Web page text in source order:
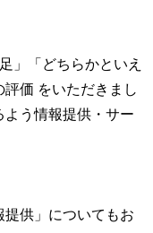
」「どちらかといえ
価 をいただきまし
う情報提供・サー
提供」についてもお